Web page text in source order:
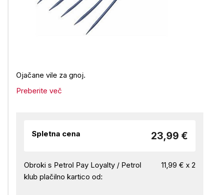
Ojačane vile za gnoj.
Preberite več
Spletna cena 23,99 €
Obroki s Petrol Pay Loyalty / Petrol
klub plačilno kartico od:
11,99 € x 2